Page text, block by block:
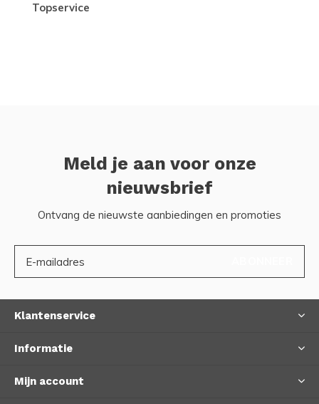
topservice
Meld je aan voor onze
nieuwsbrief
Ontvang de nieuwste aanbiedingen en promoties
Klantenservice
Informatie
Mijn account